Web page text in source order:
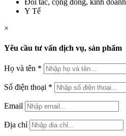
Y Tế
×
Yêu cầu tư vấn dịch vụ, sản phẩm
Họ và tên *
Số điện thoại *
Email
Địa chỉ